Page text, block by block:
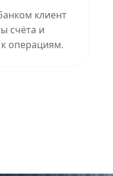
клиент
счёта и
операциям.